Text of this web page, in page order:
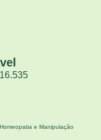
e Manipulação